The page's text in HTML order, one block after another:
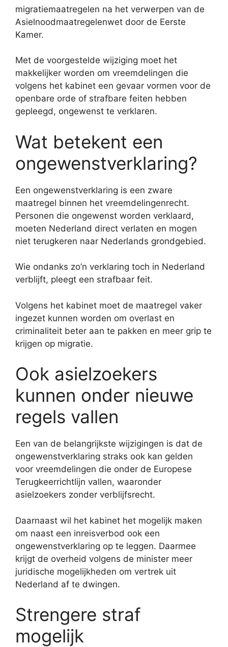
migratiemaatregelen na het verwerpen van de
Asielnoodmaatregelenwet door de Eerste
Kamer.
Met de voorgestelde wijziging moet het
makkelijker worden om vreemdelingen die
volgens het kabinet een gevaar vormen voor de
openbare orde of strafbare feiten hebben
gepleegd, ongewenst te verklaren.
Wat betekent een
ongewenstverklaring?
Een ongewenstverklaring is een zware
maatregel binnen het vreemdelingenrecht.
Personen die ongewenst worden verklaard,
moeten Nederland direct verlaten en mogen
niet terugkeren naar Nederlands grondgebied.
Wie ondanks zo’n verklaring toch in Nederland
verblijft, pleegt een strafbaar feit.
Volgens het kabinet moet de maatregel vaker
ingezet kunnen worden om overlast en
criminaliteit beter aan te pakken en meer grip te
krijgen op migratie.
Ook asielzoekers
kunnen onder nieuwe
regels vallen
Een van de belangrijkste wijzigingen is dat de
ongewenstverklaring straks ook kan gelden
voor vreemdelingen die onder de Europese
Terugkeerrichtlijn vallen, waaronder
asielzoekers zonder verblijfsrecht.
Daarnaast wil het kabinet het mogelijk maken
om naast een inreisverbod ook een
ongewenstverklaring op te leggen. Daarmee
krijgt de overheid volgens de minister meer
juridische mogelijkheden om vertrek uit
Nederland af te dwingen.
Strengere straf
mogelijk